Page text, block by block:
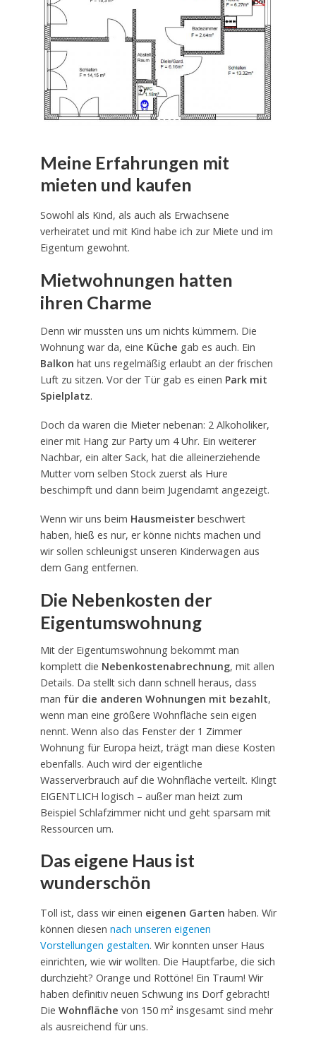
Meine Erfahrungen mit
mieten und kaufen
Sowohl als Kind, als auch als Erwachsene
verheiratet und mit Kind habe ich zur Miete und im
Eigentum gewohnt.
Mietwohnungen hatten
ihren Charme
Denn wir mussten uns um nichts kümmern. Die
Wohnung war da, eine Küche gab es auch. Ein
Balkon hat uns regelmäßig erlaubt an der frischen
Luft zu sitzen. Vor der Tür gab es einen Park mit
Spielplatz.
Doch da waren die Mieter nebenan: 2 Alkoholiker,
einer mit Hang zur Party um 4 Uhr. Ein weiterer
Nachbar, ein alter Sack, hat die alleinerziehende
Mutter vom selben Stock zuerst als Hure
beschimpft und dann beim Jugendamt angezeigt.
Wenn wir uns beim Hausmeisterbeschwert
haben, hieß es nur, er könne nichts machen und
wir sollen schleunigst unseren Kinderwagen aus
dem Gang entfernen.
Die Nebenkosten der
Eigentumswohnung
Mit der Eigentumswohnung bekommt man
komplett die Nebenkostenabrechnung, mit allen
Details. Da stellt sich dann schnell heraus, dass
man für die anderen Wohnungen mit bezahlt,
wenn man eine größere Wohnfläche sein eigen
nennt. Wenn also das Fenster der 1 Zimmer
Wohnung für Europa heizt, trägt man diese Kosten
ebenfalls. Auch wird der eigentliche
Wasserverbrauch auf die Wohnfläche verteilt. Klingt
EIGENTLICH logisch – außer man heizt zum
Beispiel Schlafzimmer nicht und geht sparsam mit
Ressourcen um.
Das eigene Haus ist
wunderschön
Toll ist, dass wir einen eigenen Garten haben. Wir
können diesen nach unseren eigenen
Vorstellungen gestalten. Wir konnten unser Haus
einrichten, wie wir wollten. Die Hauptfarbe, die sich
durchzieht? Orange und Rottöne! Ein Traum! Wir
haben definitiv neuen Schwung ins Dorf gebracht!
Die Wohnfläche von 150 m² insgesamt sind mehr
als ausreichend für uns.